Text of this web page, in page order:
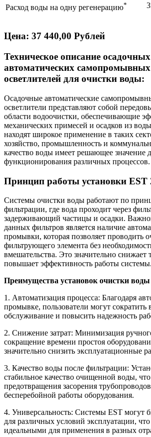
Расход воды на одну регенерацию*
Цена: 37 440,00 Рублей
Техническое описание осадочных
автоматических
осветлителей для очистки воды:
Осадочные автоматические
осветлители представляют собой
области водоочистки, обеспечивающие
механических примесей и осадков из
находят широкое применение в таких
хозяйство, промышленность и
качество воды имеет решающее значение
функционирования различных процессов.
Принцип работы установки EST
Системы очистки воды работают по
фильтрации, где вода проходит через
задерживающий частицы и осадки.
данных фильтров является наличие
промывки, которая позволяет проводить
фильтрующего элемента без
вмешательства. Это значительно снижает
повышает эффективность работы системы.
Преимущества установок очистки воды
1. Автоматизация процесса: Благодаря
промывке, пользователи могут сократить
обслуживание и повысить надежность
2. Снижение затрат: Минимизация
сокращение времени простоя
значительно снизить эксплуатационные
3. Качество воды после фильтрации:
стабильное качество очищенной воды,
предотвращения засорения
бесперебойной работы оборудования.
4. Универсальность: Системы EST могут
для различных условий эксплуатации, что
идеальными для применения в разных